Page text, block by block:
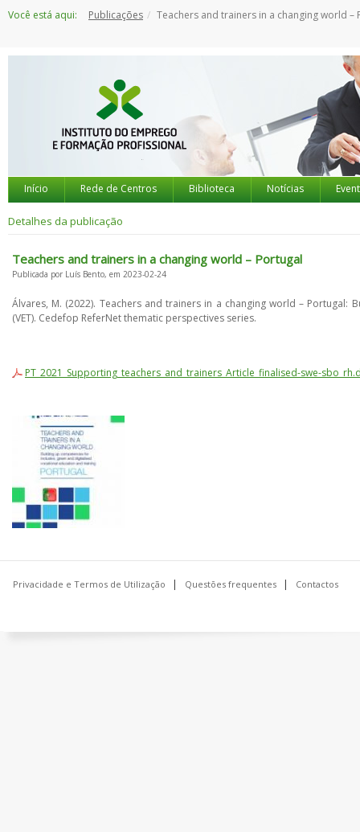
paraVocê está aqui: Publicações Teachers and trainers in a changing world –
Início Rede de Centros Biblioteca Notícias
Detalhes da publicação
Teachers and trainers in a changing world – Portugal
Publicada por Luís Bento, em 2023-02-24
Álvares, M. (2022). Teachers and trainers in a changing world –
(VET). Cedefop ReferNet thematic perspectives series.
PT_2021_Supporting_teachers_and_trainers_Article_finalised-swe-
Privacidade e Termos de Utilização Questões frequentes Contactos